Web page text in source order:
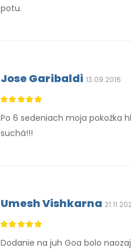
potu.
Jose Garibaldi 13.09.2016
Po 6 sedeniach moja pokožka
suchá!!!
Umesh Vishkarna
Dodanie na juh Goa bolo